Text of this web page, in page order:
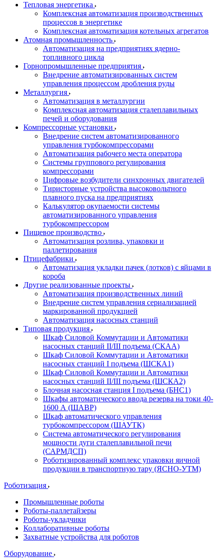
Тепловая энергетика
Комплексная автоматизация производственных
процессов в энергетике
Комплексная автоматизация котельных агрегатов
Атомная промышленность
Автоматизация на предприятиях ядерно-
топливного цикла
Горнопромышленные предприятия
Внедрение автоматизированных систем
управления процессом дробления руды
Металлургия
Автоматизация в металлургии
Комплексная автоматизация сталеплавильных
печей и оборудования
Компрессорные установки
Внедрение систем автоматизированного
управления турбокомпрессорами
Автоматизация рабочего места оператора
Системы группового регулирования
компрессорами
Цифровые возбудители синхронных двигателей
Тиристорные устройства высоковольтного
плавного пуска на предприятиях
Калькулятор окупаемости системы
автоматизированного управления
турбокомпрессором
Пищевое производство
Автоматизация розлива, упаковки и
паллетирования
Птицефабрики
Автоматизация укладки пачек (лотков) с яйцами в
короба
Другие реализованные проекты
Автоматизация производственных линий
Внедрение систем управления сериализацией
маркированной продукцией
Автоматизация насосных станций
Типовая продукция
Шкаф Силовой Коммутации и Автоматики
насосных станций II/III подъема (СКАА)
Шкаф Силовой Коммутации и Автоматики
насосных станций I подъема (ШСКА1)
Шкаф Силовой Коммутации и Автоматики
насосных станций II/III подъема (ШСКА2)
Блочная насосная станция I подъема (БНС1)
Шкафы автоматического ввода резерва на токи 40-
1600 А (ШАВР)
Шкаф автоматического управления
турбокомпрессором (ШАУТК)
Система автоматического регулирования
мощности дуги сталеплавильной печи
(САРМДСП)
Роботизированный комплекс упаковки яичной
продукции в транспортную тару (ЯСНО-УТМ)
Роботизация
Промышленные роботы
Роботы-паллетайзеры
Роботы-укладчики
Коллаборативные роботы
Захватные устройства для роботов
Оборудование